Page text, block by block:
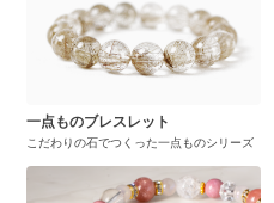
一点ものブレスレット
こだわりの石でつくった一点ものシリーズ